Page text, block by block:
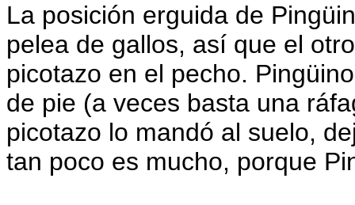
La posición erguida de
pelea de gallos, así que el
picotazo en el pecho.
de pie (a veces basta una
picotazo lo mandó al suelo,
tan poco es mucho, porque